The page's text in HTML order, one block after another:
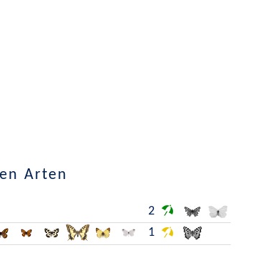
Arten
2
1